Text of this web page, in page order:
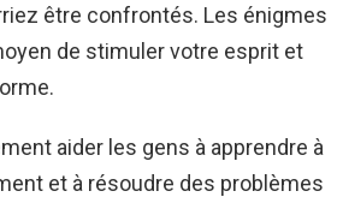
être confrontés. Les énigmes
de stimuler votre esprit et
aider les gens à apprendre à
et à résoudre des problèmes